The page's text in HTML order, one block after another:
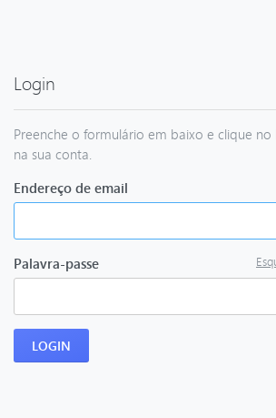
Login
Preenche o formulário em baixo e clique
na sua conta.
Endereço de email
Palavra-passe
LOGIN